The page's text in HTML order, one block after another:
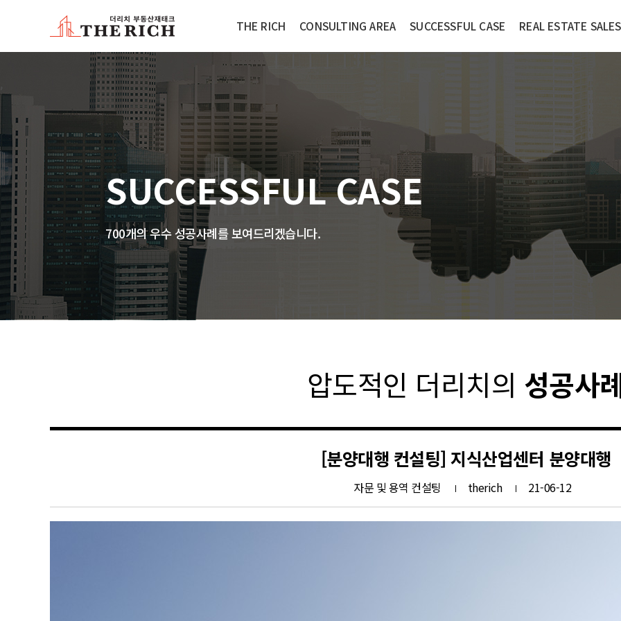
THE RICH CONSULTING AREA SUCCESSFUL CASE REAL ESTATE SALES
SUCCESSFUL CASE
700개의 우수 성공사례를 보여드리겠습니다.
압도적인 더리치의 성공사
[분양대행 컨설팅] 지식산업센터 분양대행
자문 및 용역 컨설팅 therich 21-06-12